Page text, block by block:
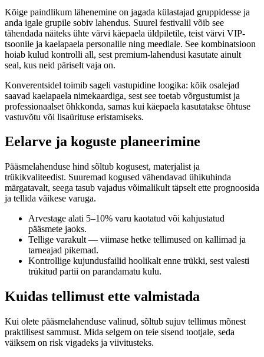
Kõige paindlikum lähenemine on jagada külastajad gruppidesse ja
anda igale grupile sobiv lahendus. Suurel festivalil võib see
tähendada näiteks ühte värvi käepaela üldpiletile, teist värvi VIP-
tsoonile ja kaelapaela personalile ning meediale. See kombinatsioon
hoiab kulud kontrolli all, sest premium-lahendusi kasutate ainult
seal, kus neid päriselt vaja on.
Konverentsidel toimib sageli vastupidine loogika: kõik osalejad
saavad kaelapaela nimekaardiga, sest see toetab võrgustumist ja
professionaalset õhkkonda, samas kui käepaela kasutatakse õhtuse
vastuvõtu või lisaürituse eristamiseks.
Eelarve ja koguste planeerimine
Pääsmelahenduse hind sõltub kogusest, materjalist ja
trükikvaliteedist. Suuremad kogused vähendavad ühikuhinda
märgatavalt, seega tasub vajadus võimalikult täpselt ette prognoosida
ja tellida väikese varuga.
Arvestage alati 5–10% varu kaotatud või kahjustatud
pääsmete jaoks.
Tellige varakult — viimase hetke tellimused on kallimad ja
tarneajad pikemad.
Kontrollige kujundusfailid hoolikalt enne trükki, sest valesti
trükitud partii on parandamatu kulu.
Kuidas tellimust ette valmistada
Kui olete pääsmelahenduse valinud, sõltub sujuv tellimus mõnest
praktilisest sammust. Mida selgem on teie sisend tootjale, seda
väiksem on risk vigadeks ja viivitusteks.